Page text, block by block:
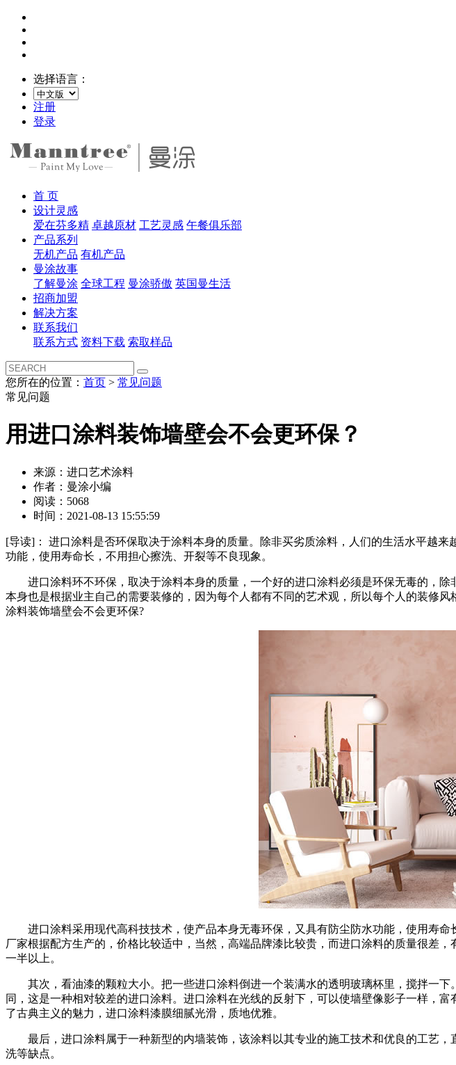
选择语言：
注册
登录
首 页
设计灵感
爱在芬多精 卓越原材 工艺灵感 午餐俱乐部
产品系列
无机产品 有机产品
曼涂故事
了解曼涂 全球工程 曼涂骄傲 英国曼生活
招商加盟
解决方案
联系我们
联系方式 资料下载 索取样品
您所在的位置： 首页 > 常见问题
常见问题
用进口涂料装饰墙壁会不会更环保？
来源：进口艺术涂料
作者：曼涂小编
阅读：5068
时间：2021-08-13 15:55:59
[导读]：
进口涂料是否环保取决于涂料本身的质量。除非买劣质涂料，人们的生活水平越
功能，使用寿命长，不用担心擦洗、开裂等不良现象。
进口涂料环不环保，取决于涂料本身的质量，一个好的进口涂料必须是环保无毒的，除
本身也是根据业主自己的需要装修的，因为每个人都有不同的艺术观，所以每个人的装修
涂料装饰墙壁会不会更环保?
进口涂料采用现代高科技技术，使产品本身无毒环保，又具有防尘防水功能，使用寿命
厂家根据配方生产的，价格比较适中，当然，高端品牌漆比较贵，而进口涂料的质量很差
一半以上。
其次，看油漆的颗粒大小。把一些进口涂料倒进一个装满水的透明玻璃杯里，搅拌一下
同，这是一种相对较差的进口涂料。进口涂料在光线的反射下，可以使墙壁像影子一样，
了古典主义的魅力，进口涂料漆膜细腻光滑，质地优雅。
最后，进口涂料属于一种新型的内墙装饰，该涂料以其专业的施工技术和优良的工艺，
洗等缺点。